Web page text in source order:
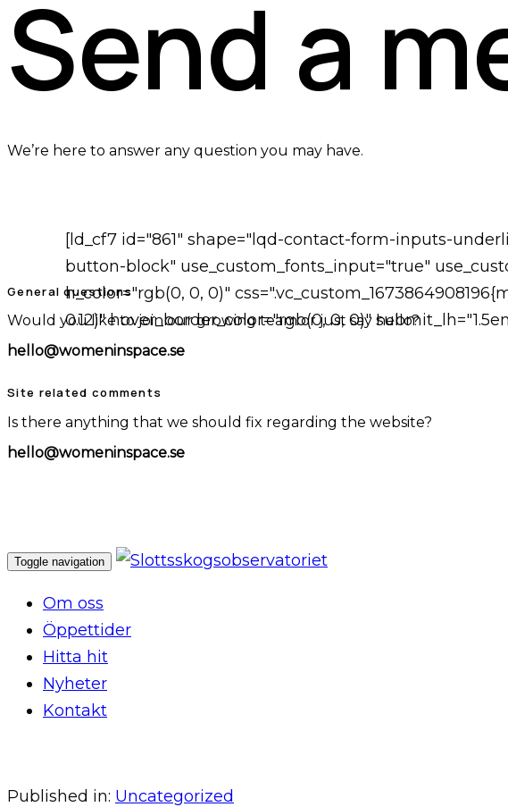
Send a
We’re here to answer any question you may have.
[ld_cf7 id="861" shape="lqd-contact-form-inputs-
button-block" use_custom_fonts_input="true"
h_color="rgb(0, 0, 0)"
0.12)" hover_border_color="rgb(0, 0, 0)"
General questions
Would you like to join our growing team or just say hello?
hello@womeninspace.se
Site related comments
Is there anything that we should fix regarding the website?
hello@womeninspace.se
Toggle navigation
Om oss
Öppettider
Hitta hit
Nyheter
Kontakt
Published in: Uncategorized